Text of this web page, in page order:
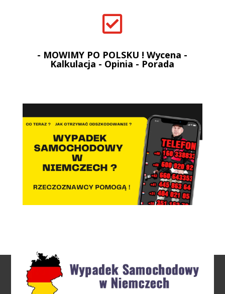

- MOWIMY PO POLSKU ! Wycena -
Kalkulacja - Opinia - Porada